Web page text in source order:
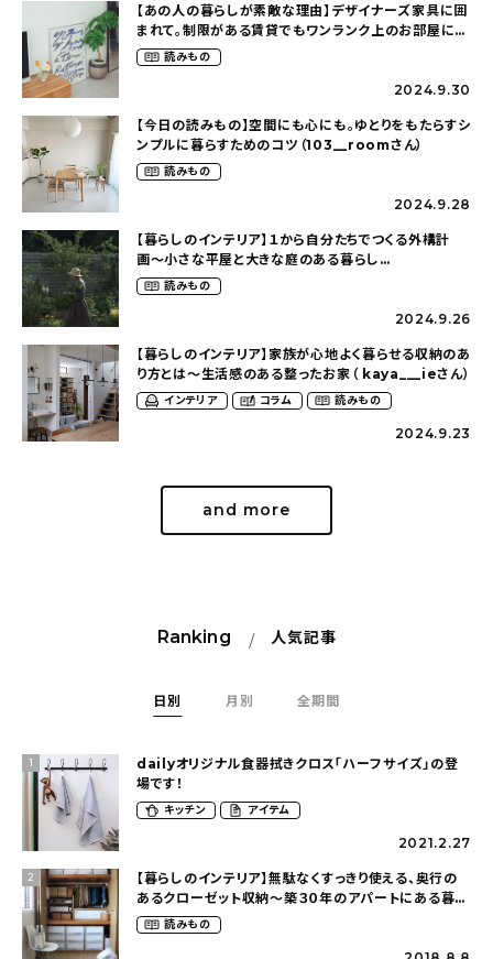
【あの人の暮らしが素敵な理由】デザイナーズ家具に囲
まれて。制限がある賃貸でもワンランク上のお部屋に〜
狭くても好きな暮らしのこと（_____chika708さん）
読みもの
2024.9.30
【今日の読みもの】空間にも心にも。ゆとりをもたらすシ
ンプルに暮らすためのコツ（103__roomさん）
読みもの
2024.9.28
【暮らしのインテリア】１から自分たちでつくる外構計
画〜小さな平屋と大きな庭のある暮らし
（tsumikiniwaさん）
読みもの
2024.9.26
【暮らしのインテリア】家族が心地よく暮らせる収納のあ
り方とは〜生活感のある整ったお家（ kaya___ieさん）
インテリア コラム 読みもの
2024.9.23
and more
Ranking 人気記事
日別 月別 全期間
1
dailyオリジナル食器拭きクロス「ハーフサイズ」の登
場です！
キッチン アイテム
2021.2.27
2
【暮らしのインテリア】無駄なくすっきり使える、奥行の
あるクローゼット収納〜築３０年のアパートにある暮ら
し（mari_ppe_さん）
読みもの